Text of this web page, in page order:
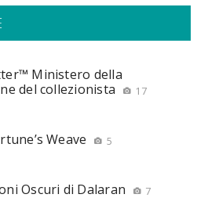
Ministero della
del collezionista
17
Weave 5
Oscuri di Dalaran 7